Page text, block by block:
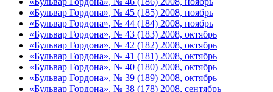
«Бульвар Гордона», № 45 (185) 2008, ноябрь
«Бульвар Гордона», № 44 (184) 2008, ноябрь
«Бульвар Гордона», № 43 (183) 2008, октябрь
«Бульвар Гордона», № 42 (182) 2008, октябрь
«Бульвар Гордона», № 41 (181) 2008, октябрь
«Бульвар Гордона», № 40 (180) 2008, октябрь
«Бульвар Гордона», № 39 (189) 2008, октябрь
«Бульвар Гордона», № 38 (178) 2008, сентябрь